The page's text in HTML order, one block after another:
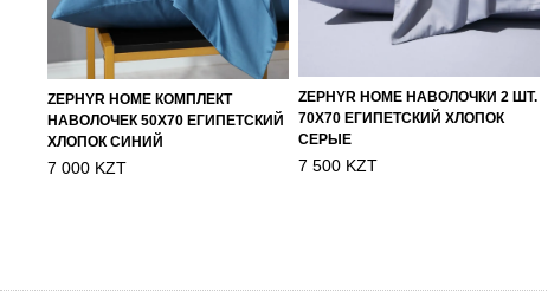
ZEPHYR HOME КОМПЛЕКТ
НАВОЛОЧЕК 50Х70 ЕГИПЕТСКИЙ
ХЛОПОК СИНИЙ
7 000 KZT
ZEPHYR HOME НАВОЛОЧКИ 2 ШТ.
70Х70 ЕГИПЕТСКИЙ ХЛОПОК
СЕРЫЕ
7 500 KZT